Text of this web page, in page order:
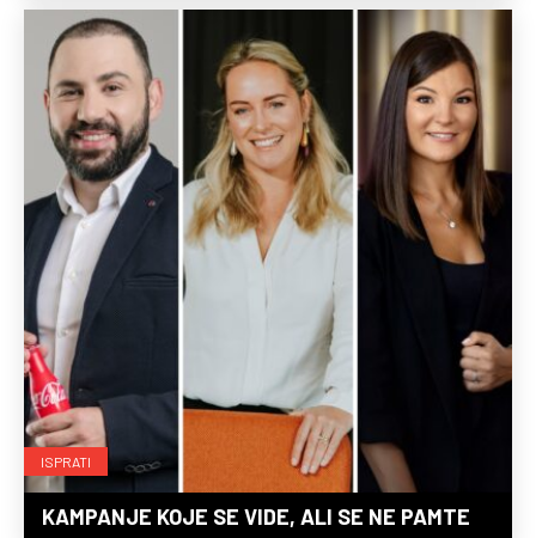
ISPRATI
KAMPANJE KOJE SE VIDE, ALI SE NE PAMTE